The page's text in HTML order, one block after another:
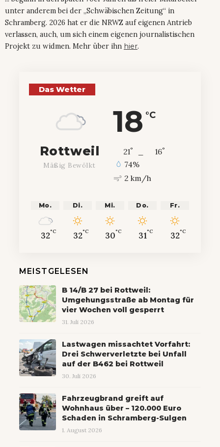
unter anderem bei der „Schwäbischen Zeitung“ in
Schramberg. 2026 hat er die NRWZ auf eigenen Antrieb
verlassen, auch, um sich einem eigenen journalistischen
Projekt zu widmen. Mehr über ihn hier.
Das Wetter
18 °C
Rottweil
Mäßig Bewölkt
21° 16°
74%
2 km/h
Mo.
32°C
Di.
32°C
Mi.
30°C
Do.
31°C
Fr.
32°C
MEISTGELESEN
B 14/B 27 bei Rottweil:
Umgehungsstraße ab Montag für
vier Wochen voll gesperrt
31. Juli 2026
Lastwagen missachtet Vorfahrt:
Drei Schwerverletzte bei Unfall
auf der B462 bei Rottweil
30. Juli 2026
Fahrzeugbrand greift auf
Wohnhaus über – 120.000 Euro
Schaden in Schramberg-Sulgen
1. August 2026